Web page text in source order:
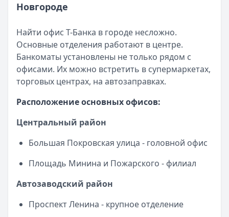
Газпромбанк
— Ежедневный процент
Рейтинг:
Т-Банк— СмартВклад
Рейтинг:4.6
Газпромбанк— Ключевой момент
Рейтинг:4.6
Т-Банк— СмартВклад (CNY)
Рейтинг:4.6
Рейтинг:4.6
Газпромбанк
— Новые деньги
Рейтинг:4.6
Все вклады
Альфа-Банк— Апельсиновая карта
Обслуживание:
Бесплатно
Рейтинг:4.9
Новгороде
Найти офис Т-Банка в городе несложно.
Основные отделения работают в центре.
Банкоматы установлены не только рядом с
офисами. Их можно встретить в супермаркетах,
торговых центрах, на автозаправках.
Расположение основных офисов:
Центральный район
Большая Покровская улица - головной офис
Площадь Минина и Пожарского - филиал
Автозаводский район
Проспект Ленина - крупное отделение